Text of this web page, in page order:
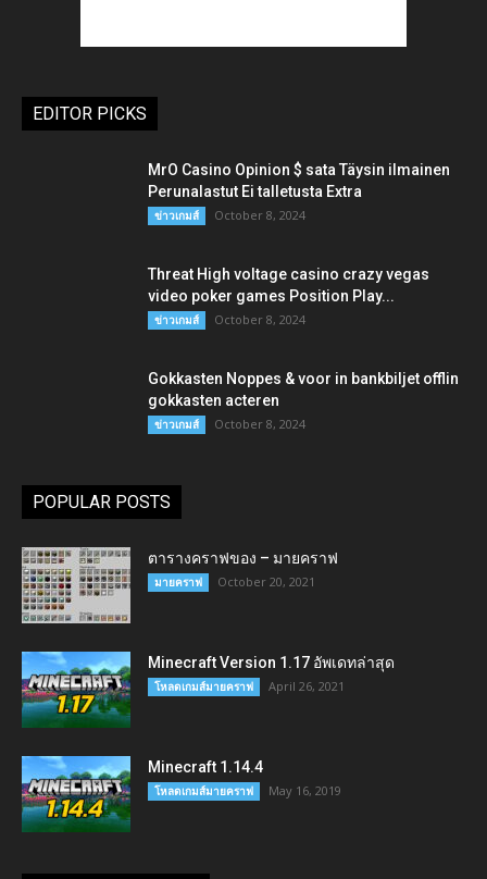
EDITOR PICKS
MrO Casino Opinion $ sata Täysin ilmainen
Perunalastut Ei talletusta Extra
ข่าวเกมส์ October 8, 2024
Threat High voltage casino crazy vegas
video poker games Position Play...
ข่าวเกมส์ October 8, 2024
Gokkasten Noppes & voor in bankbiljet offlin
gokkasten acteren
ข่าวเกมส์ October 8, 2024
POPULAR POSTS
ตารางคราฟของ – มายคราฟ
มายคราฟ October 20, 2021
Minecraft Version 1.17 อัพเดทล่าสุด
โหลดเกมส์มายคราฟ April 26, 2021
Minecraft 1.14.4
โหลดเกมส์มายคราฟ May 16, 2019